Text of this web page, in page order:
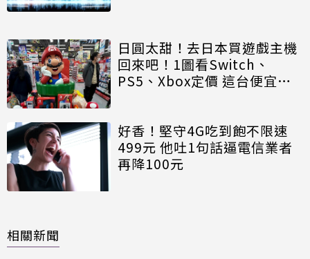
日圓太甜！去日本買遊戲主機
回來吧！1圖看Switch、
PS5、Xbox定價 這台便宜近
好香！堅守4G吃到飽不限速
499元 他吐1句話逼電信業者
再降100元
相關新聞